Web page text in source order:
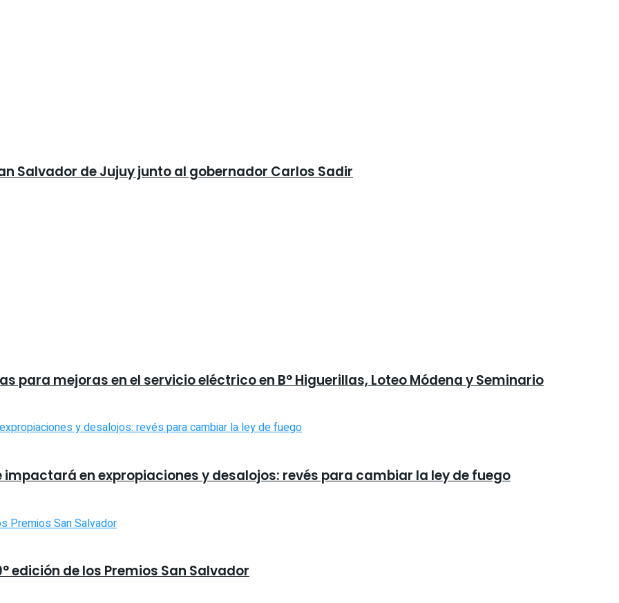
Salvador de Jujuy junto al gobernador Carlos Sadir
para mejoras en el servicio eléctrico en B° Higuerillas, Loteo Módena y Seminario
impactará en expropiaciones y desalojos: revés para cambiar la ley de fuego
edición de los Premios San Salvador